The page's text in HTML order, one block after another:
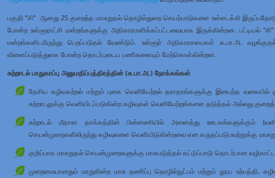
பகுதி “சி” ஆனது 25 குறைந்த மாசுறுதல் தொழில்துறை செயற்பாடுகளை உள்ளடக்கி
போன்ற உள்ளூராட்சி மன்றங்களுக்கு அதிகாரமளிக்கப்பட்டவையாக இருக்கின்றன. பட்டியல்
மன்றங்களிடமிருந்து பெறப்படுதல் வேண்டும். உள்ளூர் அதிகாரசபைகள் சு.பா.அ.
வினைப்படுத்துகை போன்ற தொடர்புடைய பணிகளையும் மேற்கொள்கின்றன.
சுற்றாடல் பாதுகாப்பு அனுமதிப்பத்திரத்தின் (சு.பா.அ.) நோக்கங்கள்
தேசிய கழிவகற்றல் மற்றும் புகை வெளியேற்றல் தராதரங்களுக்கு இயைந்த வகையில்
சுற்றாடலுக்கு வெளியிடப்படுகின்ற கழிவுகள் வெளியேற்றங்களை தடுத்தல் அல்லது
சுற்றாடல் மீதான தாக்கத்தின் பின்னணியில் அனைத்து ஊடகங்களுக்கும் (வளி,
செயன்முறைகளிலிருந்து கழிவுகளை வெளியிடுகின்றவை என கருதப்படுபவற்றுக்கு
குறிப்பாக மாசுறுதல் செயன்முறைகளுக்கு மாசுபடுத்தல் கட்டுப்பாடு தொடர்பான
முறைமையானதும் மாறுகின்ற மாசு தணிப்பு தொழில்நுட்பம் மற்றும் தூய உற்பத்தி,